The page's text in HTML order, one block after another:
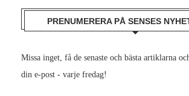
PRENUMERERA PÅ SENSES
Missa inget, få de senaste och bästa artiklarna
din e-post - varje fredag!